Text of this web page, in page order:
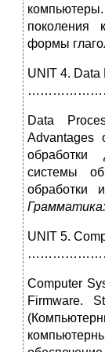
поколения
формы
UNIT 4. Data
Data
Advantages
системы
обработки
Грамматика:
UNIT 5.
Computer
Firmware.